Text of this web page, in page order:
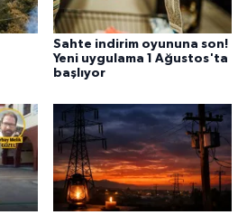
Sahte indirim oyununa son!
Yeni uygulama 1 Ağustos'ta
başlıyor